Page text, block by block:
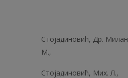
Стојадиновић, Др. Милан
М.,
Стојадиновић, Мих. Л.,